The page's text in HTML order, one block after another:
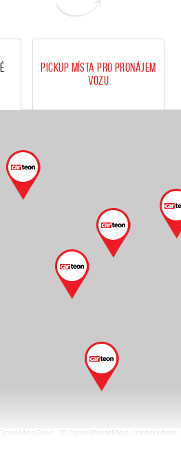
Pickup místa pro pronájem
vozu
© OpenStreetMap contributors